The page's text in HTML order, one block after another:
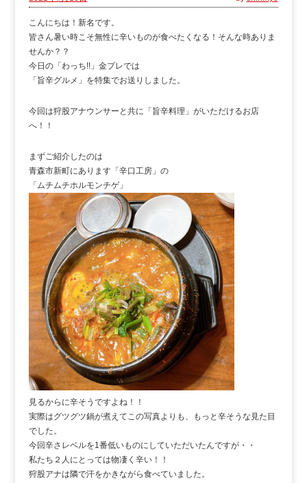
こんにちは！新名です。
皆さん暑い時こそ無性に辛いものが食べたくなる！そんな時ありま
せんか？？
今日の「わっち!!」金プレでは
「旨辛グルメ」を特集でお送りしました。
今回は狩股アナウンサーと共に「旨辛料理」がいただけるお店
へ！！
まずご紹介したのは
青森市新町にあります「辛口工房」の
「ムチムチホルモンチゲ」
見るからに辛そうですよね！！
実際はグツグツ鍋が煮えてこの写真よりも、もっと辛そうな見た目
でした。
今回辛さレベルを1番低いものにしていただいたんですが・・
私たち２人にとっては物凄く辛い！！
狩股アナは隣で汗をかきながら食べていました。